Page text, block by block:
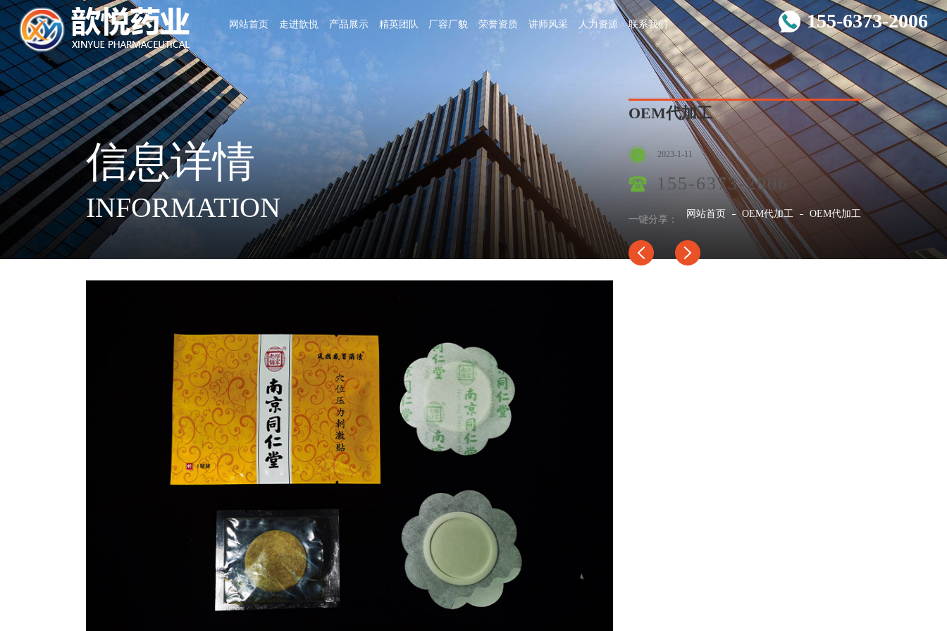
网站首页 走进歆悦 产品展示 精英团队 厂容厂貌 荣誉资质 讲师风采 人力资源 联系我们 155-6373-2006
信息详情
INFORMATION 网站首页 OEM代加工 OEM代加工
OEM代加工
2023-1-11
155-6373-2006
一键分享：